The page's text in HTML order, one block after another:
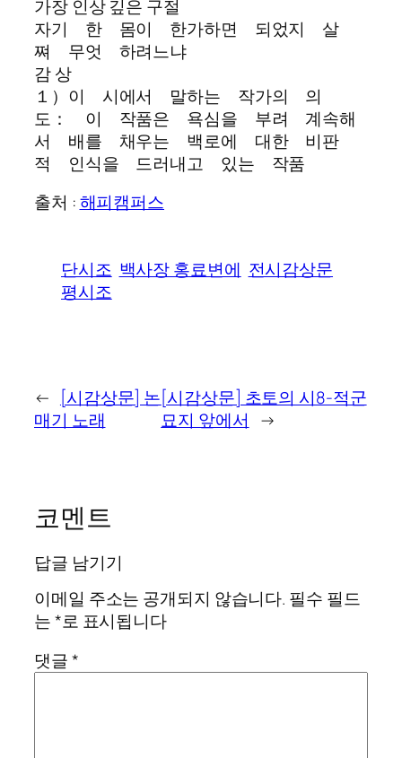
가장 인상 깊은 구절
자기 한 몸이 한가하면 되었지 살
쪄 무엇 하려느냐
감 상
１）이 시에서 말하는 작가의 의
도： 이 작품은 욕심을 부려 계속해
서 배를 채우는 백로에 대한 비판
적 인식을 드러내고 있는 작품
출처 :해피캠퍼스
단시조 백사장 홍료변에 전시감상문
평시조
← [시감상문] 논
매기 노래
[시감상문] 초토의 시8-적군
묘지 앞에서
→
코멘트
답글 남기기
이메일 주소는 공개되지 않습니다. 필수 필드
는*로 표시됩니다
댓글*